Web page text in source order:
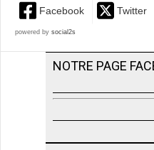
Facebook Twitter
powered by social2s
NOTRE PAGE